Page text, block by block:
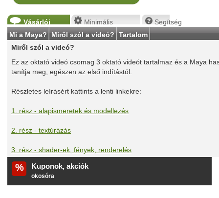
Vásárlói
vélemények
Minimális
rendszerigény
Segítség
Mi a Maya?
Miről szól a videó? Tartalom
Miről szól a videó?
Ez az oktató videó csomag 3 oktató videót tartalmaz és a Maya
tanítja meg, egészen az első indítástól.
Részletes leírásért kattints a lenti linkekre:
1. rész - alapismeretek és modellezés
2. rész - textúrázás
3. rész - shader-ek, fények, renderelés
% Kuponok, akciók
fitnesz karkötő